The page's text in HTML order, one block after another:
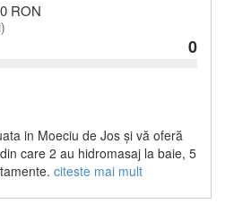
RON
0
in Moeciu de Jos și vă oferă
care 2 au hidromasaj la baie, 5
citeste mai mult